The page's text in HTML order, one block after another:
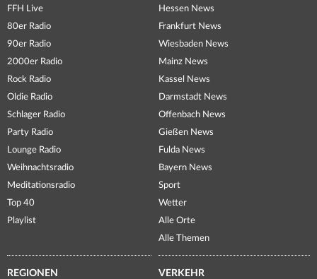
FFH Live
80er Radio
90er Radio
2000er Radio
Rock Radio
Oldie Radio
Schlager Radio
Party Radio
Lounge Radio
Weihnachtsradio
Meditationsradio
Top 40
Playlist
Hessen News
Frankfurt News
Wiesbaden News
Mainz News
Kassel News
Darmstadt News
Offenbach News
Gießen News
Fulda News
Bayern News
Sport
Wetter
Alle Orte
Alle Themen
REGIONEN VERKEHR